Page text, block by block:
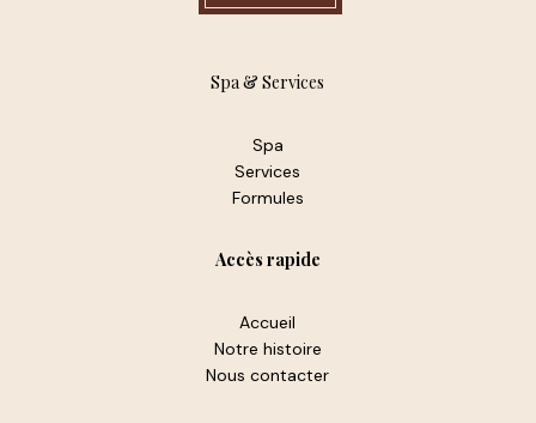
Spa & Services
Spa
Services
Formules
Accès rapide
Accueil
Notre histoire
Nous contacter